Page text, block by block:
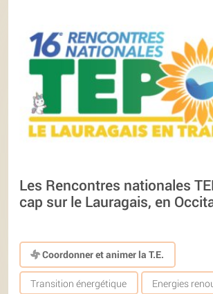
Les Rencontres nationales
cap sur le Lauragais, en
Coordonner et animer la T.E.
Transition énergétique Energies